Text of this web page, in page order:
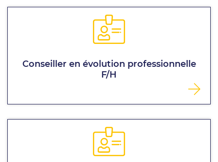
Conseiller en évolution professionnelle
F/H